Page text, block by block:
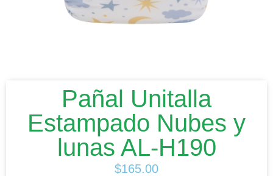
Pañal Unitalla
Estampado Nubes y
lunas AL-H190
$165.00